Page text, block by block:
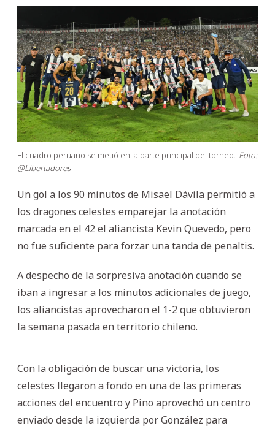
El cuadro peruano se metió en la parte principal del torneo. Foto:
@Libertadores
Un gol a los 90 minutos de Misael Dávila permitió a
los dragones celestes emparejar la anotación
marcada en el 42 el aliancista Kevin Quevedo, pero
no fue suficiente para forzar una tanda de penaltis.
A despecho de la sorpresiva anotación cuando se
iban a ingresar a los minutos adicionales de juego,
los aliancistas aprovecharon el 1-2 que obtuvieron
la semana pasada en territorio chileno.
Con la obligación de buscar una victoria, los
celestes llegaron a fondo en una de las primeras
acciones del encuentro y Pino aprovechó un centro
enviado desde la izquierda por González para